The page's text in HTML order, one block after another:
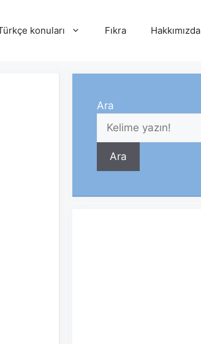
konuları Fıkra Hakkımızda
Ara
Ara